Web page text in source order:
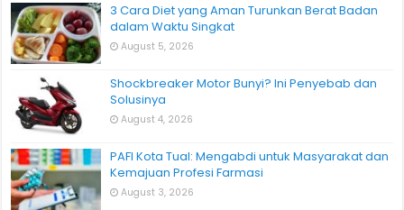
3 Cara Diet yang Aman Turunkan Berat Badan
dalam Waktu Singkat
August 5, 2026
Shockbreaker Motor Bunyi? Ini Penyebab dan
Solusinya
August 4, 2026
PAFI Kota Tual: Mengabdi untuk Masyarakat dan
Kemajuan Profesi Farmasi
August 3, 2026